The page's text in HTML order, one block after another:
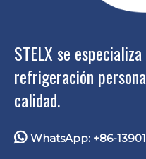
STELX se
refrigeración
calidad.
 WhatsApp: +86-